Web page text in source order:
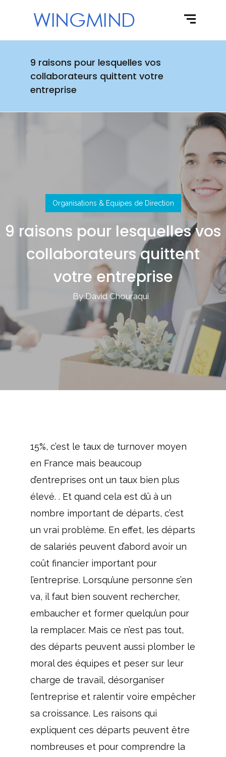
9 raisons pour lesquelles vos
collaborateurs quittent votre
entreprise
Organisations & Equipes de Direction
9 raisons pour lesquelles vos
collaborateurs quittent
votre entreprise
By David Chouraqui
15%, c’est le taux de turnover moyen
en France mais beaucoup
d’entreprises ont un taux bien plus
élevé. . Et quand cela est dû à un
nombre important de départs, c’est
un vrai problème. En effet, les départs
de salariés peuvent d’abord avoir un
coût financier important pour
l’entreprise. Lorsqu’une personne s’en
va, il faut bien souvent rechercher,
embaucher et former quelqu’un pour
la remplacer. Mais ce n’est pas tout,
des départs peuvent aussi plomber le
moral des équipes et peser sur leur
charge de travail, désorganiser
l’entreprise et ralentir voire empêcher
sa croissance. Les raisons qui
expliquent ces départs peuvent être
nombreuses et pour comprendre la